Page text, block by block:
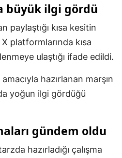
Mersin
İstanbul
İzmir
Kars
Kastamonu
Kırklareli
büyük ilgi gördü
paylaştığı kısa kesitin
platformlarında kısa
ulaştığı ifade edildi.
hazırlanan marşın
yoğun ilgi gördüğü
gündem oldu
hazırladığı çalışma